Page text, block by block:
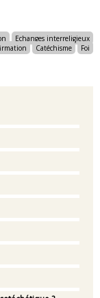
Echanges interreligieux
Catéchisme Foi